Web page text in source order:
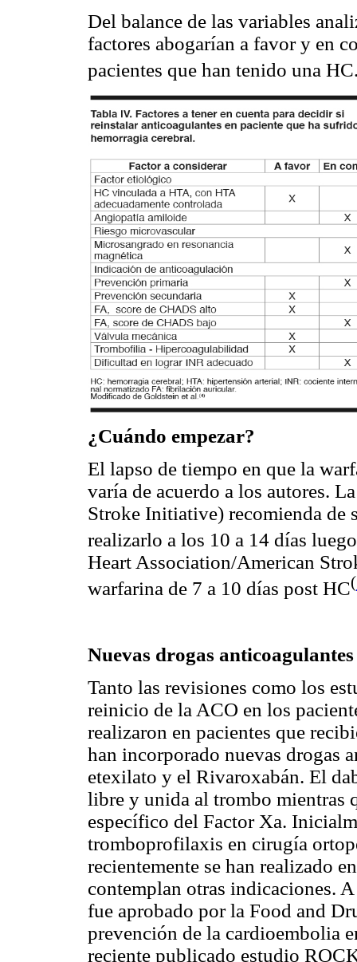
Del balance de las variables
factores abogarían a favor y en
pacientes que han tenido una
¿Cuándo empezar?
El lapso de tiempo en que la
varía de acuerdo a los autores.
Stroke Initiative) recomienda de
realizarlo a los 10 a 14 días
Heart Association/American
warfarina de 7 a 10 días post HC(
Nuevas drogas anticoagulantes
Tanto las revisiones como los
reinicio de la ACO en los
realizaron en pacientes que
han incorporado nuevas drogas
etexilato y el Rivaroxabán. El
libre y unida al trombo mientras
específico del Factor Xa.
tromboprofilaxis en cirugía
recientemente se han realizado
contemplan otras indicaciones.
fue aprobado por la Food and
prevención de la cardioembolia
reciente publicado estudio